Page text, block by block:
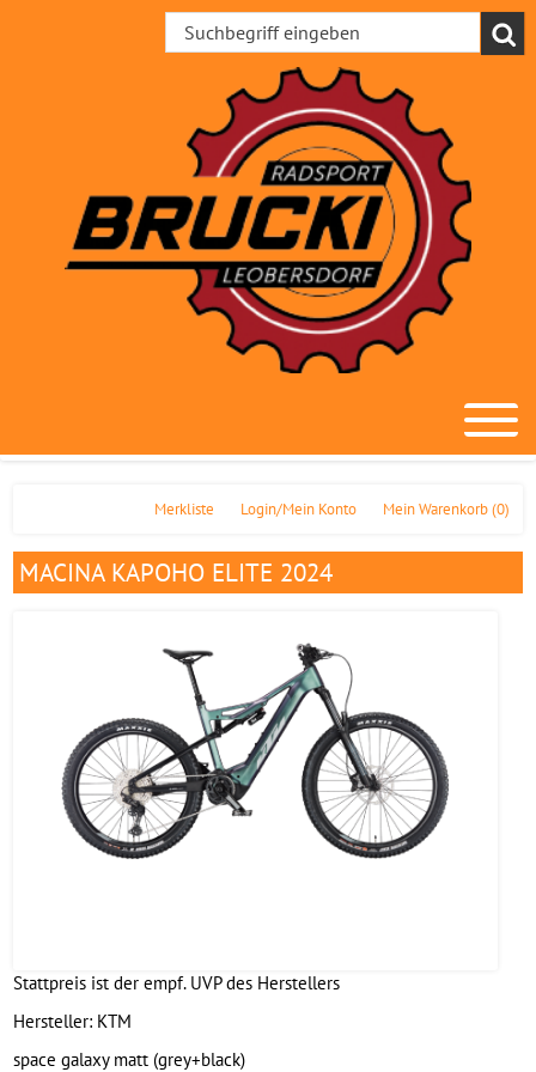
Mein Warenkorb(0)
Login/Mein Konto
Merkliste
MACINA KAPOHO ELITE 2024
Stattpreis ist der empf. UVP des Herstellers
Hersteller: KTM
space galaxy matt (grey+black)